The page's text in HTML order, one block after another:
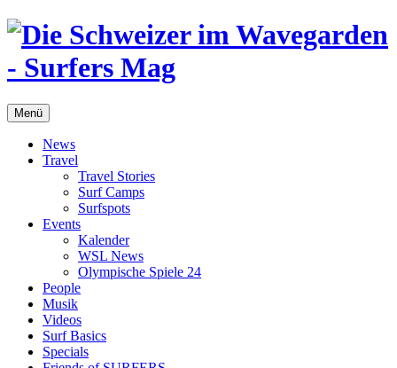
Menü
News
Travel
Travel Stories
Surf Camps
Surfspots
Events
Kalender
WSL News
Olympische Spiele 24
People
Musik
Videos
Surf Basics
Specials